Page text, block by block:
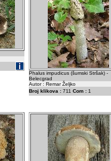
Phalus impudicus (šumski Stršak) -
Belecgrad
Autor : Remar Željko
Broj klikova : 711 Com : 1